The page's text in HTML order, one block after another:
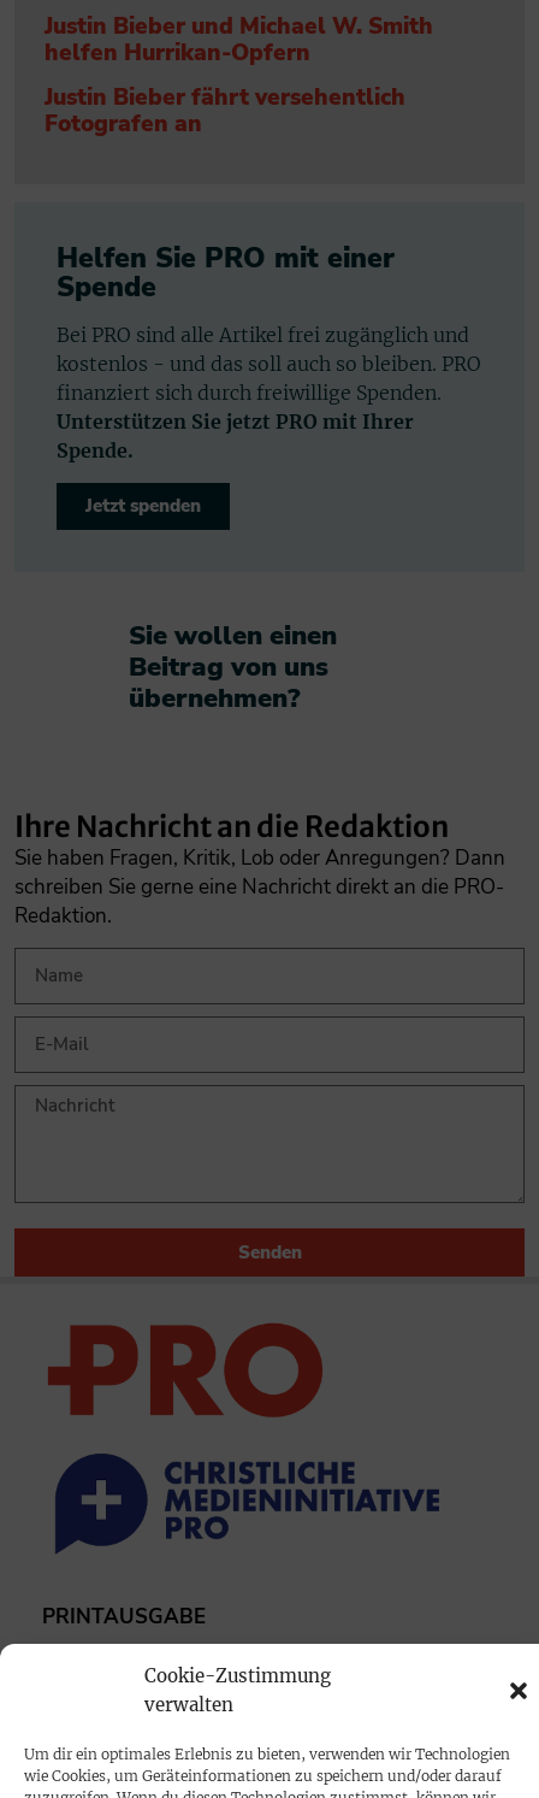
Cookie-Zustimmung
verwalten
Um dir ein optimales Erlebnis zu bieten, verwenden wir Technologien
wie Cookies, um Geräteinformationen zu speichern und/oder darauf
Justin Bieber und Michael W. Smith
helfen Hurrikan-Opfern
Justin Bieber fährt versehentlich
Fotografen an
Helfen Sie PRO mit einer
Spende
Bei PRO sind alle Artikel frei zugänglich und
kostenlos - und das soll auch so bleiben. PRO
finanziert sich durch freiwillige Spenden.
Unterstützen Sie jetzt PRO mit Ihrer
Spende.
Jetzt spenden
Sie wollen einen
Beitrag von uns
übernehmen?​
Ihre Nachricht an die Redaktion
Sie haben Fragen, Kritik, Lob oder Anregungen? Dann
schreiben Sie gerne eine Nachricht direkt an die PRO-
Redaktion.
Senden
PRINTAUSGABE
Impressum